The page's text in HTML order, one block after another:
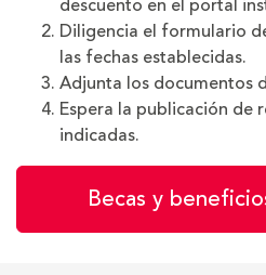
descuento en el portal
Diligencia el formulario
las fechas establecidas.
Adjunta los documentos
Espera la publicación de
indicadas.
Becas y